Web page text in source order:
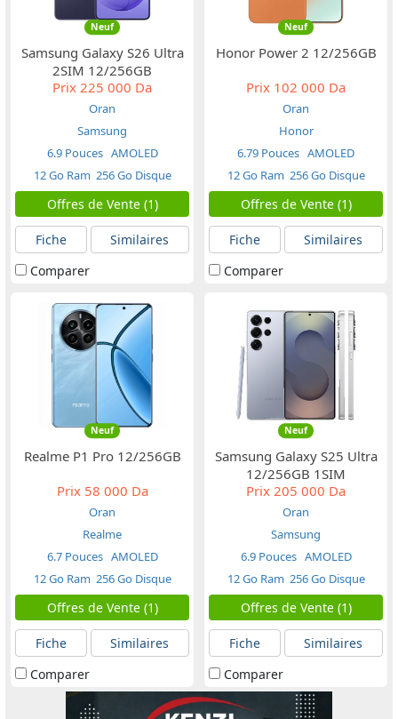
Neuf
Samsung Galaxy S26 Ultra
2SIM 12/256GB
Prix 225 000 Da
Oran
Samsung
6.9 Pouces AMOLED
12 Go Ram 256 Go Disque
Offres de Vente (1)
Fiche
Similaires
Comparer
Neuf
Honor Power 2 12/256GB
Prix 102 000 Da
Oran
Honor
6.79 Pouces AMOLED
12 Go Ram 256 Go Disque
Offres de Vente (1)
Fiche
Similaires
Comparer
Neuf
Realme P1 Pro 12/256GB
Prix58 000 Da
Oran
Realme
6.7 Pouces AMOLED
12 Go Ram 256 Go Disque
Offres de Vente (1)
Fiche
Similaires
Comparer
Neuf
Samsung Galaxy S25 Ultra
12/256GB 1SIM
Prix 205 000 Da
Oran
Samsung
6.9 Pouces AMOLED
12 Go Ram 256 Go Disque
Offres de Vente (1)
Fiche
Similaires
Comparer